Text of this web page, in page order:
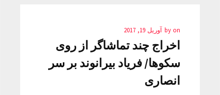
by on آوریل 19, 2017
اخراج چند تماشاگر از روی
سکوها/ فریاد بیرانوند بر سر
انصاری